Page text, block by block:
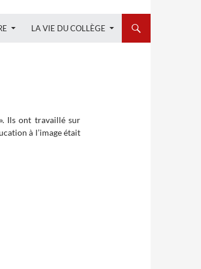
LA VIE DU COLLÈGE
Ils ont travaillé sur
à l’image était